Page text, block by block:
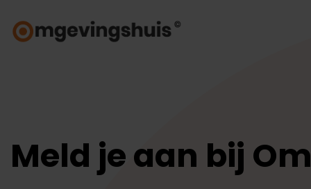
naar
inhoud
Meld je aan bij